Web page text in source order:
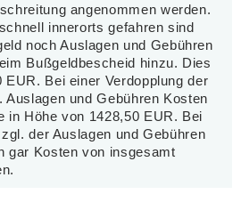
angenommen werden.
innerorts gefahren sind
noch Auslagen und Gebühren
Bußgeldbescheid hinzu. Dies
Bei einer Verdopplung der
und Gebühren Kosten
in Höhe von 1428,50 EUR. Bei
der Auslagen und Gebühren
gar Kosten von insgesamt